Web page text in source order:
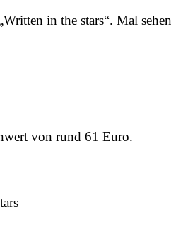
in the stars“. Mal
von rund 61 Euro.